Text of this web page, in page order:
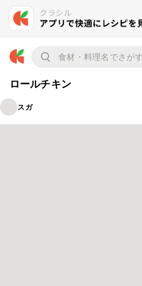
ロールチキン
スガ